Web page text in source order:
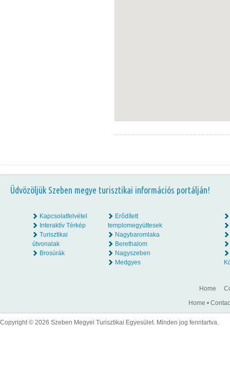
Üdvözöljük Szeben megye turisztikai információs portálján!
Kapcsolatfelvétel
Interaktív Térkép
Turisztikai
útvonalak
Brosúrák
Erődített
templomegyüttesek
Nagybaromlaka
Berethalom
Nagyszeben
Medgyes
Home
Home •
Copyright © 2026 Szeben Megyei Turisztikai Egyesület. Minden jog fenntartva.